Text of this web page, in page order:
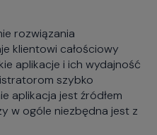
rozwiązania
klientowi całościowy
aplikacje i ich wydajność
szybko
aplikacja jest źródłem
w ogóle niezbędna jest z